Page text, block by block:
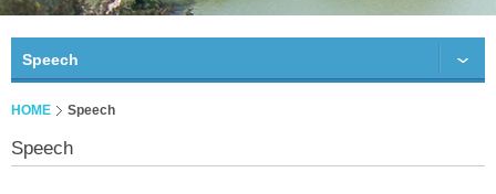
Speech
HOME Speech
Speech